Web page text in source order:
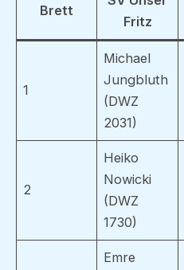
Brett
Fritz
1
Michael
Jungbluth
(DWZ
2031)
2
Heiko
Nowicki
(DWZ
1730)
Emre